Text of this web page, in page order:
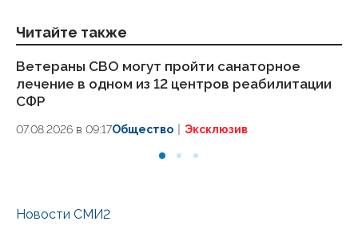
Читайте также
Ветераны СВО могут пройти санаторное
лечение в одном из 12 центров реабилитации
СФР
07.08.2026 в 09:17Общество Эксклюзив
Новости СМИ2